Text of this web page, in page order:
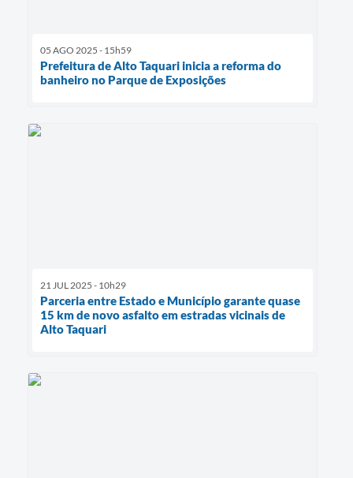
05 AGO 2025 - 15h59
Prefeitura de Alto Taquari inicia a reforma do
banheiro no Parque de Exposições
21 JUL 2025 - 10h29
Parceria entre Estado e Município garante quase
15 km de novo asfalto em estradas vicinais de
Alto Taquari